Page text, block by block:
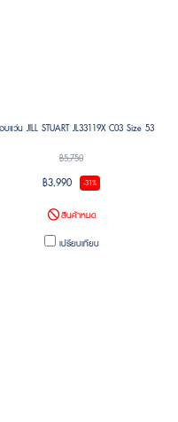
บแว่น JILL STUART JL33119X C03 Size 53
฿5,750
฿3,990 -31%
สินค้าหมด
เปรียบเทียบ